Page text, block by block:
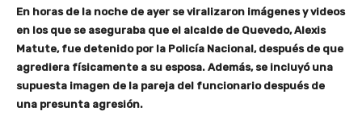
En horas de la noche de ayer se viralizaron imágenes y videos
en los que se aseguraba que el alcalde de Quevedo, Alexis
Matute, fue detenido por la Policía Nacional, después de que
agrediera físicamente a su esposa. Además, se incluyó una
supuesta imagen de la pareja del funcionario después de
una presunta agresión.